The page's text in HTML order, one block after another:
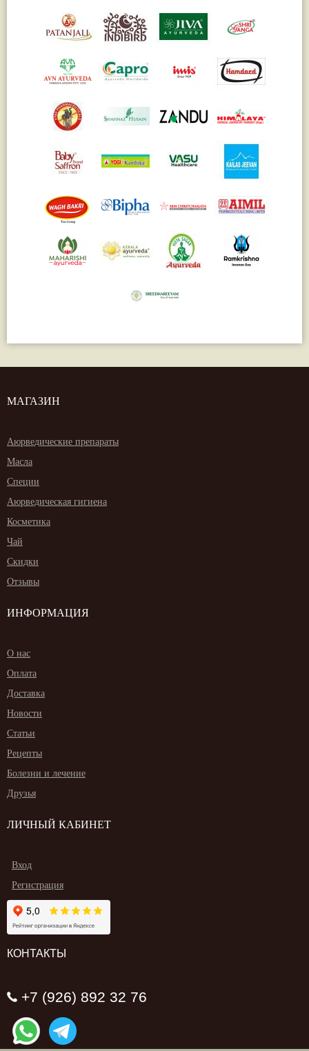
МАГАЗИН
Аюрведические препараты
Масла
Специи
Аюрведическая гигиена
Косметика
Чай
Скидки
Отзывы
ИНФОРМАЦИЯ
О нас
Оплата
Доставка
Новости
Статьи
Рецепты
Болезни и лечение
Друзья
ЛИЧНЫЙ КАБИНЕТ
Вход
Регистрация
КОНТАКТЫ
+7 (926) 892 32 76